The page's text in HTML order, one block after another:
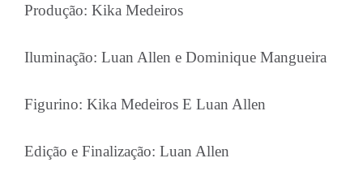
Produção: Kika Medeiros
Iluminação: Luan Allen e Dominique Mangueira
Figurino: Kika Medeiros E Luan Allen
Edição e Finalização: Luan Allen